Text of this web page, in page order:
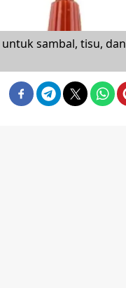
sambal, tisu, dan